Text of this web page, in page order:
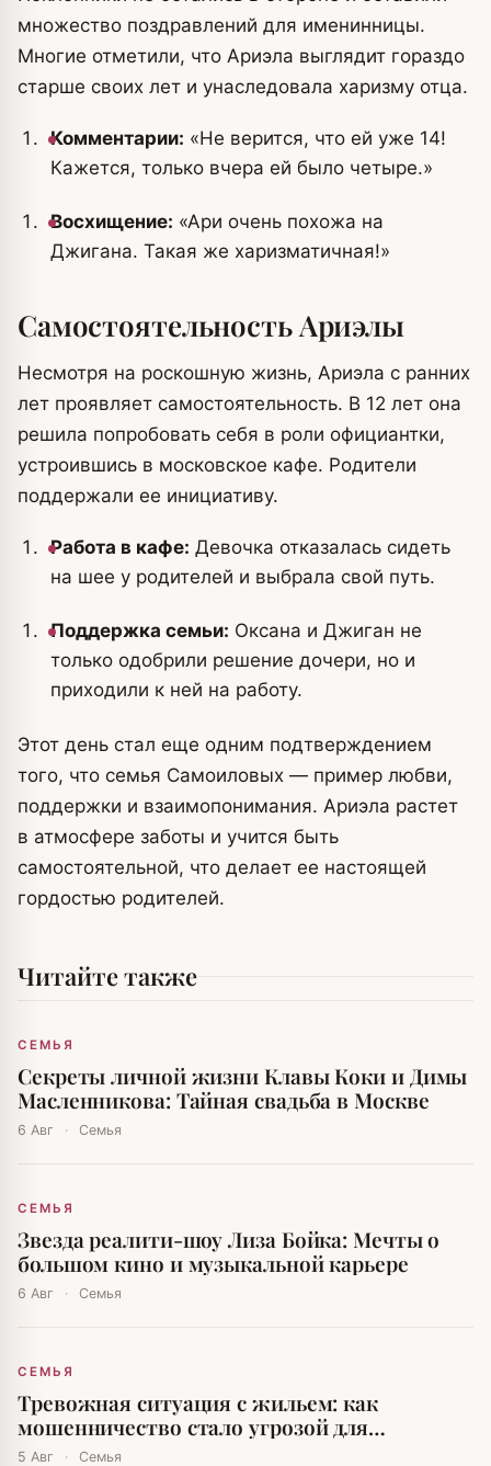
множество поздравлений для именинницы.
Многие отметили, что Ариэла выглядит гораздо
старше своих лет и унаследовала харизму отца.
Комментарии: «Не верится, что ей уже 14!
Кажется, только вчера ей было четыре.»
Восхищение: «Ари очень похожа на
Джигана. Такая же харизматичная!»
Самостоятельность Ариэлы
Несмотря на роскошную жизнь, Ариэла с ранних
лет проявляет самостоятельность. В 12 лет она
решила попробовать себя в роли официантки,
устроившись в московское кафе. Родители
поддержали ее инициативу.
Работа в кафе: Девочка отказалась сидеть
на шее у родителей и выбрала свой путь.
Поддержка семьи: Оксана и Джиган не
только одобрили решение дочери, но и
приходили к ней на работу.
Этот день стал еще одним подтверждением
того, что семья Самоиловых — пример любви,
поддержки и взаимопонимания. Ариэла растет
в атмосфере заботы и учится быть
самостоятельной, что делает ее настоящей
гордостью родителей.
Читайте также
СЕМЬЯ
Секреты личной жизни Клавы Коки и Димы
Масленникова: Тайная свадьба в Москве
6 Авг · Семья
СЕМЬЯ
Звезда реалити-шоу Лиза Бойка: Мечты о
большом кино и музыкальной карьере
6 Авг · Семья
СЕМЬЯ
Тревожная ситуация с жильем: как
мошенничество стало угрозой для
москвичей
5 Авг · Семья